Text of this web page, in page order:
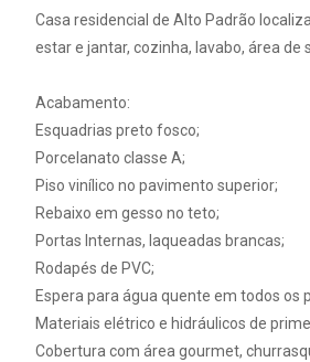
Casa residencial de Alto Padrão
estar e jantar, cozinha, lavabo, área de
Acabamento:
Esquadrias preto fosco;
Porcelanato classe A;
Piso vinílico no pavimento superior;
Rebaixo em gesso no teto;
Portas Internas, laqueadas brancas;
Rodapés de PVC;
Espera para água quente em todos os
Materiais elétrico e hidráulicos de
Cobertura com área gourmet,